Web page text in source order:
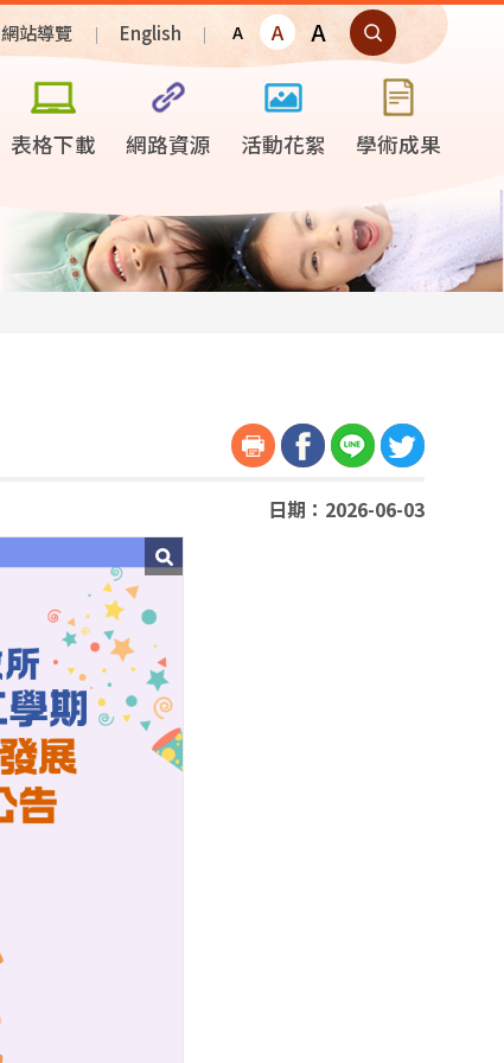
網站導覽 English A A A
表格下載 網路資源 活動花絮 學術成果
日期：2026-06-03